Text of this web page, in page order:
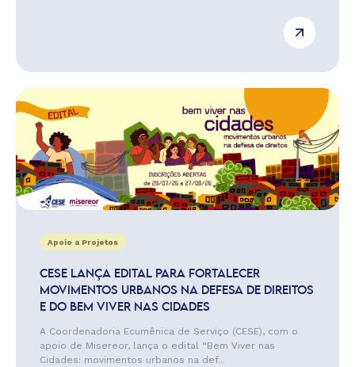
Apoio a Projetos
CESE LANÇA EDITAL PARA FORTALECER
MOVIMENTOS URBANOS NA DEFESA DE DIREITOS
E DO BEM VIVER NAS CIDADES
A Coordenadoria Ecumênica de Serviço (CESE), com o
apoio de Misereor, lança o edital “Bem Viver nas
Cidades: movimentos urbanos na def...